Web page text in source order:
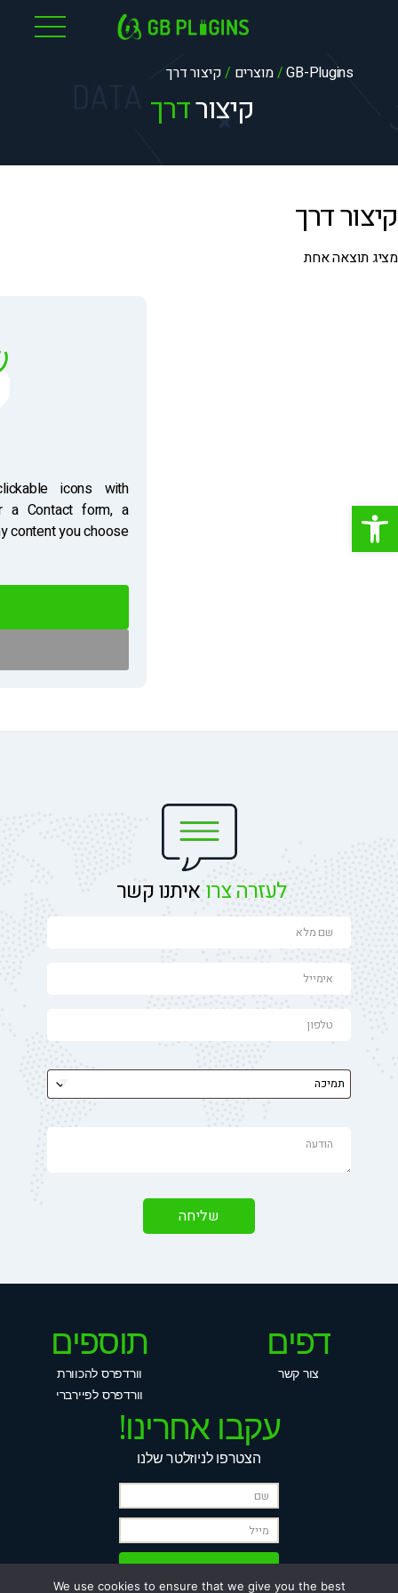
פתח סרגל נגישות
GB-Plugins
/מוצרים /קיצור דרך
קיצורדרך
קיצור דרך
מציג תוצאה אחת
icons with
a Contact form, a
content you choose.
לעזרה צרו איתנו קשר
דפים
צור קשר
תוספים
וורדפרס להכוורת
וורדפרס לפיירברי
עקבו אחרינו!
הצטרפו לניוזלטר שלנו
We use cookies to ensure that we give you the best